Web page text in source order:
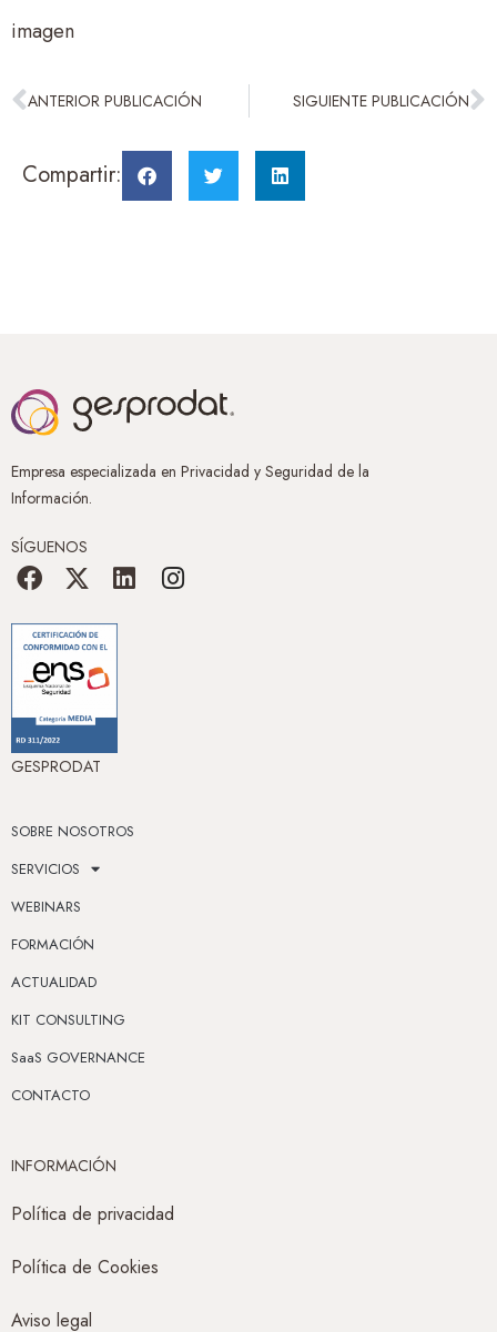
imagen
ANTERIOR PUBLICACIÓN SIGUIENTE PUBLICACIÓN
Compartir:
Empresa especializada en Privacidad y Seguridad de la
Información.
SÍGUENOS
GESPRODAT
SOBRE NOSOTROS
SERVICIOS
WEBINARS
FORMACIÓN
ACTUALIDAD
KIT CONSULTING
SaaS GOVERNANCE
CONTACTO
INFORMACIÓN
Política de privacidad
Política de Cookies
Aviso legal